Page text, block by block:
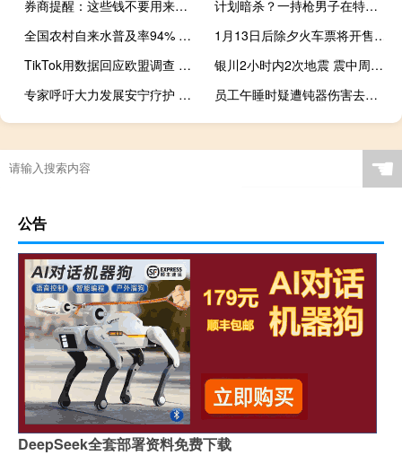
券商提醒：这些钱不要用来炒股！
计划暗杀？一持枪男子在特朗普竞选集会地附近被捕
全国农村自来水普及率94% 规模化供水覆盖超六成人口
1月13日后除夕火车票将开售 春运购票进入倒计时
TikTok用数据回应欧盟调查 透明行动打击欺诈
银川2小时内2次地震 震中周边历史地震频发
专家呼吁大力发展安宁疗护 让临终患者少一些痛苦与挣扎
员工午睡时疑遭钝器伤害去世 警方已介入调查
☚
公告
DeepSeek全套部署资料免费下载